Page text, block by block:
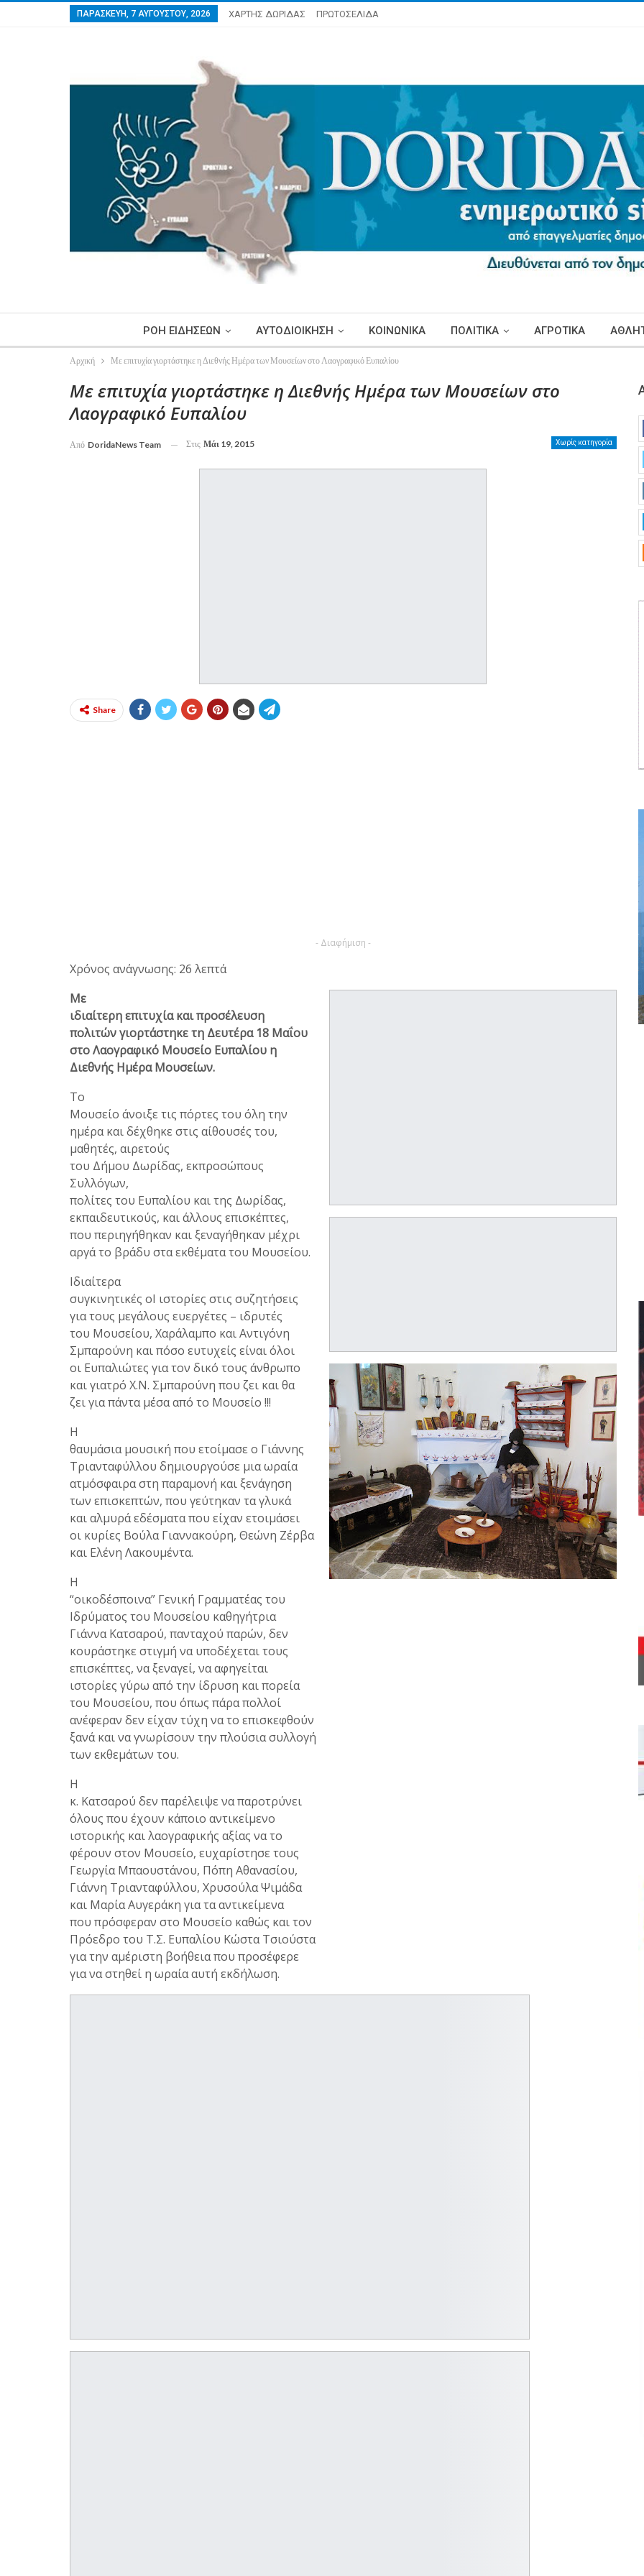
ΠΑΡΑΣΚΕΥΉ, 7 ΑΥΓΟΎΣΤΟΥ, 2026 ΧΑΡΤΗΣ ΔΩΡΙΔΑΣ ΠΡΩΤΟΣΕΛΙΔΑ
ΡΟΗ ΕΙΔΗΣΕΩΝ ΑΥΤΟΔΙΟΙΚΗΣΗ ΚΟΙΝΩΝΙΚΑ ΠΟΛΙΤΙΚΑ ΑΓΡΟΤΙΚΑ
Αρχική Με επιτυχία γιορτάστηκε η Διεθνής Ημέρα των Μουσείων στο Λαογραφικό Ευπαλίου
Με επιτυχία γιορτάστηκε η Διεθνής Ημέρα των Μουσείων στο
Λαογραφικό Ευπαλίου
Χωρίς κατηγορία
Από DoridaNews Team Στις Μάι 19, 2015
Share
- Διαφήμιση -
Χρόνος ανάγνωσης: 26 λεπτά
Με
ιδιαίτερη επιτυχία και προσέλευση
πολιτών γιορτάστηκε τη Δευτέρα 18 Μαΐου
στο Λαογραφικό Μουσείο Ευπαλίου η
Διεθνής Ημέρα Μουσείων.
Το
Μουσείο άνοιξε τις πόρτες του όλη την
ημέρα και δέχθηκε στις αίθουσές του,
μαθητές, αιρετούς
του Δήμου Δωρίδας, εκπροσώπους
Συλλόγων,
πολίτες του Ευπαλίου και της Δωρίδας,
εκπαιδευτικούς, και άλλους επισκέπτες,
που περιηγήθηκαν και ξεναγήθηκαν μέχρι
αργά το βράδυ στα εκθέματα του Μουσείου.
Ιδιαίτερα
συγκινητικές οΙ ιστορίες στις συζητήσεις
για τους μεγάλους ευεργέτες – ιδρυτές
του Μουσείου, Χαράλαμπο και Αντιγόνη
Σμπαρούνη και πόσο ευτυχείς είναι όλοι
οι Ευπαλιώτες για τον δικό τους άνθρωπο
και γιατρό Χ.Ν. Σμπαρούνη που ζει και θα
ζει για πάντα μέσα από το Μουσείο !!!
Η
θαυμάσια μουσική που ετοίμασε ο Γιάννης
Τριανταφύλλου δημιουργούσε μια ωραία
ατμόσφαιρα στη παραμονή και ξενάγηση
των επισκεπτών, που γεύτηκαν τα γλυκά
και αλμυρά εδέσματα που είχαν ετοιμάσει
οι κυρίες Βούλα Γιαννακούρη, Θεώνη Ζέρβα
και Ελένη Λακουμέντα.
Η
“οικοδέσποινα” Γενική Γραμματέας του
Ιδρύματος του Μουσείου καθηγήτρια
Γιάννα Κατσαρού, πανταχού παρών, δεν
κουράστηκε στιγμή να υποδέχεται τους
επισκέπτες, να ξεναγεί, να αφηγείται
ιστορίες γύρω από την ίδρυση και πορεία
του Μουσείου, που όπως πάρα πολλοί
ανέφεραν δεν είχαν τύχη να το επισκεφθούν
ξανά και να γνωρίσουν την πλούσια συλλογή
των εκθεμάτων του.
Η
κ. Κατσαρού δεν παρέλειψε να παροτρύνει
όλους που έχουν κάποιο αντικείμενο
ιστορικής και λαογραφικής αξίας να το
φέρουν στον Μουσείο, ευχαρίστησε τους
Γεωργία Μπαουστάνου, Πόπη Αθανασίου,
Γιάννη Τριανταφύλλου, Χρυσούλα Ψιμάδα
και Μαρία Αυγεράκη για τα αντικείμενα
που πρόσφεραν στο Μουσείο καθώς και τον
Πρόεδρο του Τ.Σ. Ευπαλίου Κώστα Τσιούστα
για την αμέριστη βοήθεια που προσέφερε
για να στηθεί η ωραία αυτή εκδήλωση.